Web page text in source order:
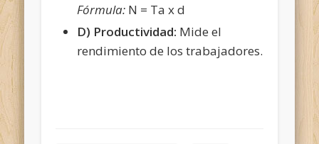
Fórmula: N = Ta x d
D) Productividad: Mide el
rendimiento de los trabajadores.